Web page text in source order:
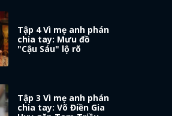
Tập 4 Vì mẹ anh phán
chia tay: Mưu đồ
"Cậu Sáu" lộ rõ
Tập 3 Vì mẹ anh phán
chia tay: Võ Điền Gia